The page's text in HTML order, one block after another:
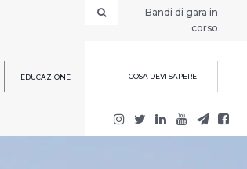
Bandi di gara in
corso
EDUCAZIONE COSA DEVI SAPERE